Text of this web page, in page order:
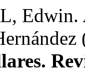
Edwin.